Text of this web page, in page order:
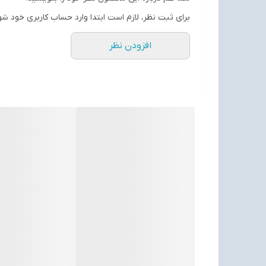
برای ثبت نظر، لازم است ابتدا وارد حساب کاربری خود
افزودن نظر